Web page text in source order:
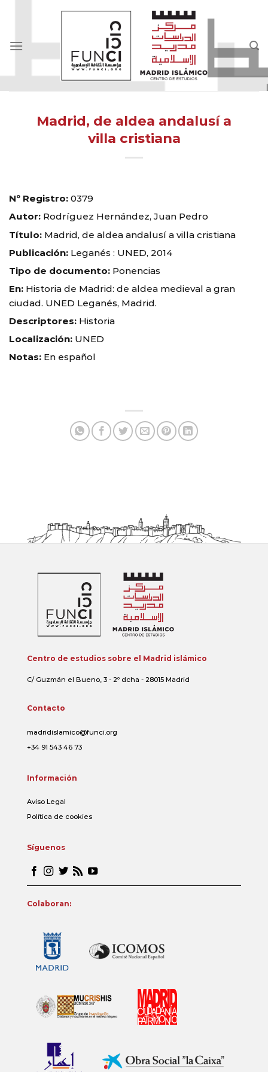
Madrid, de aldea andalusí a
villa cristiana
Nº Registro: 0379
Autor: Rodríguez Hernández, Juan Pedro
Título: Madrid, de aldea andalusí a villa cristiana
Publicación: Leganés : UNED, 2014
Tipo de documento: Ponencias
En: Historia de Madrid: de aldea medieval a gran
ciudad. UNED Leganés, Madrid.
Descriptores: Historia
Localización: UNED
Notas: En español
Centro de estudios sobre el Madrid islámico
C/ Guzmán el Bueno, 3 - 2º dcha - 28015 Madrid
Contacto
madridislamico@funci.org
+34 91 543 46 73
Información
Aviso Legal
Política de cookies
Síguenos
Colaboran: